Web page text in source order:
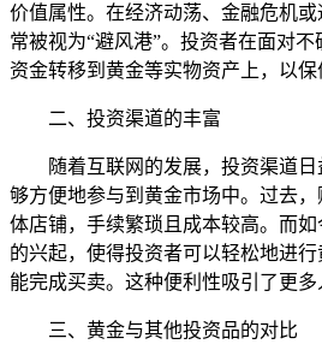
价值属性。在经济动荡、金融危机
常被视为“避风港”。投资者在面对
资金转移到黄金等实物资产上，以保
二、投资渠道的丰富
随着互联网的发展，投资渠道
够方便地参与到黄金市场中。过去
体店铺，手续繁琐且成本较高。而
的兴起，使得投资者可以轻松地进
能完成买卖。这种便利性吸引了更多
三、黄金与其他投资品的对比